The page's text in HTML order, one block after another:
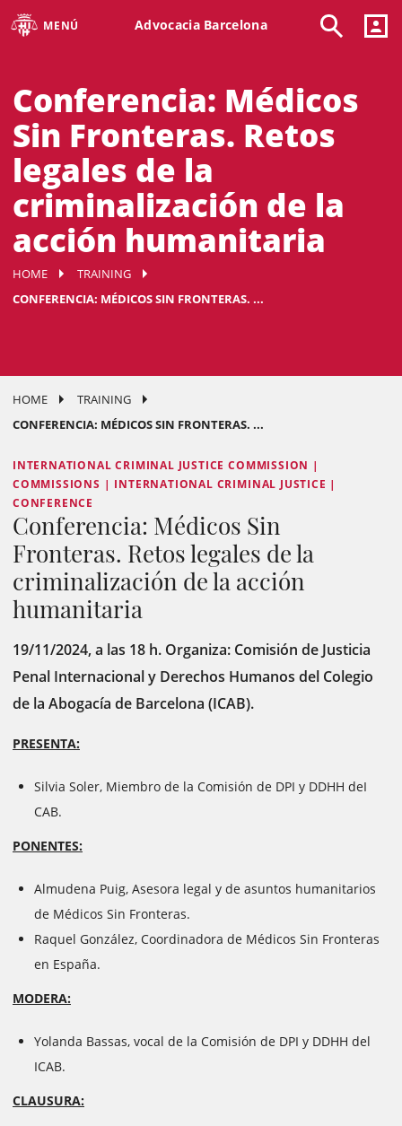
MENÚ Advocacia Barcelona
Conferencia: Médicos
Sin Fronteras. Retos
legales de la
criminalización de la
acción humanitaria
HOME
TRAINING
CONFERENCIA: MÉDICOS SIN FRONTERAS. ...
HOME
TRAINING
CONFERENCIA: MÉDICOS SIN FRONTERAS. ...
INTERNATIONAL CRIMINAL JUSTICE COMMISSION |
COMMISSIONS | INTERNATIONAL CRIMINAL JUSTICE |
CONFERENCE
Conferencia: Médicos Sin
Fronteras. Retos legales de la
criminalización de la acción
humanitaria
19/11/2024, a las 18 h. Organiza: Comisión de Justicia
Penal Internacional y Derechos Humanos del Colegio
de la Abogacía de Barcelona (ICAB).
PRESENTA:
Silvia Soler, Miembro de la Comisión de DPI y DDHH deI
CAB.
PONENTES:
Almudena Puig, Asesora legal y de asuntos humanitarios
de Médicos Sin Fronteras.
Raquel González, Coordinadora de Médicos Sin Fronteras
en España.
MODERA:
Yolanda Bassas, vocal de la Comisión de DPI y DDHH del
ICAB.
CLAUSURA: